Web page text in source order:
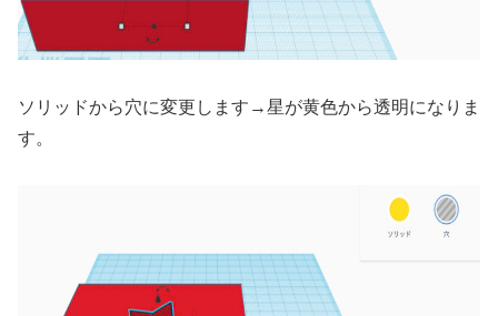
ソリッドから穴に変更します→星が黄色から透明になりま
す。